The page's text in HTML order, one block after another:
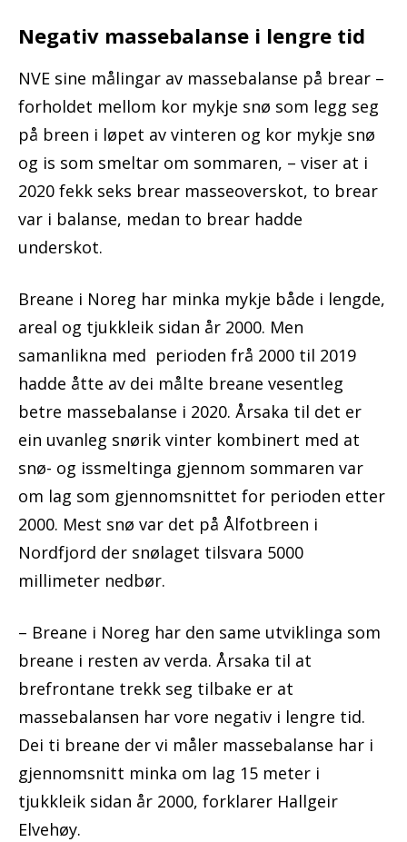
Negativ massebalanse i lengre tid
NVE sine målingar av massebalanse på brear –
forholdet mellom kor mykje snø som legg seg
på breen i løpet av vinteren og kor mykje snø
og is som smeltar om sommaren, – viser at i
2020 fekk seks brear masseoverskot, to brear
var i balanse, medan to brear hadde
underskot.
Breane i Noreg har minka mykje både i lengde,
areal og tjukkleik sidan år 2000. Men
samanlikna med perioden frå 2000 til 2019
hadde åtte av dei målte breane vesentleg
betre massebalanse i 2020. Årsaka til det er
ein uvanleg snørik vinter kombinert med at
snø- og issmeltinga gjennom sommaren var
om lag som gjennomsnittet for perioden etter
2000. Mest snø var det på Ålfotbreen i
Nordfjord der snølaget tilsvara 5000
millimeter nedbør.
– Breane i Noreg har den same utviklinga som
breane i resten av verda. Årsaka til at
brefrontane trekk seg tilbake er at
massebalansen har vore negativ i lengre tid.
Dei ti breane der vi måler massebalanse har i
gjennomsnitt minka om lag 15 meter i
tjukkleik sidan år 2000, forklarer Hallgeir
Elvehøy.